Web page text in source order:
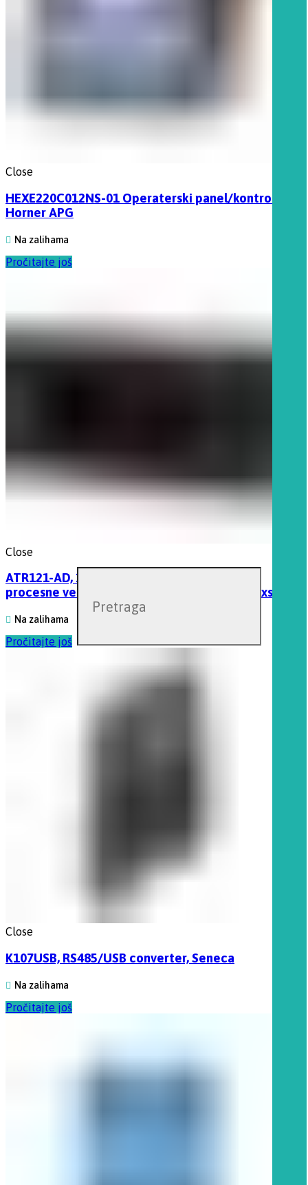
Close
HEXE220C012NS-01 Operaterski panel/kontroler,
Horner APG
Na zalihama
Pročitajte još
Close
ATR121-AD, 1 AI-2 RL-SSR-12/24V Kontroler
procesne veličine i termoregulator 32×74, Pixsys
Na zalihama
Pročitajte još
Close
K107USB, RS485/USB converter, Seneca
Na zalihama
Pročitajte još